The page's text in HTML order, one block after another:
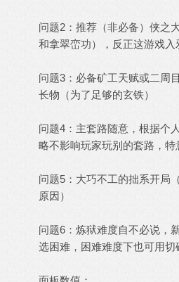
问题2：推荐（非必备）侠之
和拿翠峦功），反正这游戏入
问题3：必备矿工天赋或二周
长物（为了足够的玄铁）
问题4：主套路随意，根据个
略不影响玩家玩别的套路，
问题5：大巧不工的拙系开局
原因）
问题6：炼狱难度自不必说，
选困难，困难难度下也可用